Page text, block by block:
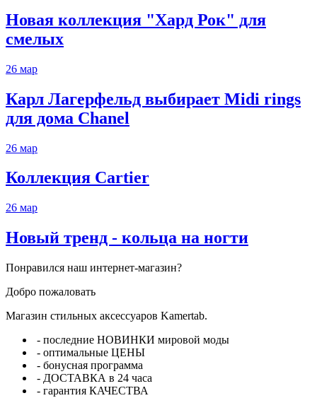
Новая коллекция "Хард Рок" для
смелых
26 мар
Карл Лагерфельд выбирает Midi rings
для дома Chanel
26 мар
Коллекция Cartier
26 мар
Новый тренд - кольца на ногти
Понравился наш интернет-магазин?
Добро пожаловать
Магазин стильных аксессуаров Kamertab.
- последние НОВИНКИ мировой моды
- оптимальные ЦЕНЫ
- бонусная программа
- ДОСТАВКА в 24 часа
- гарантия КАЧЕСТВА